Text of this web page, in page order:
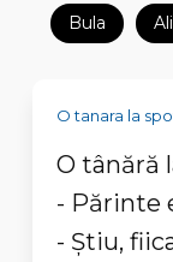
Bula
O tanara la
O tânără
- Părinte
- Știu,